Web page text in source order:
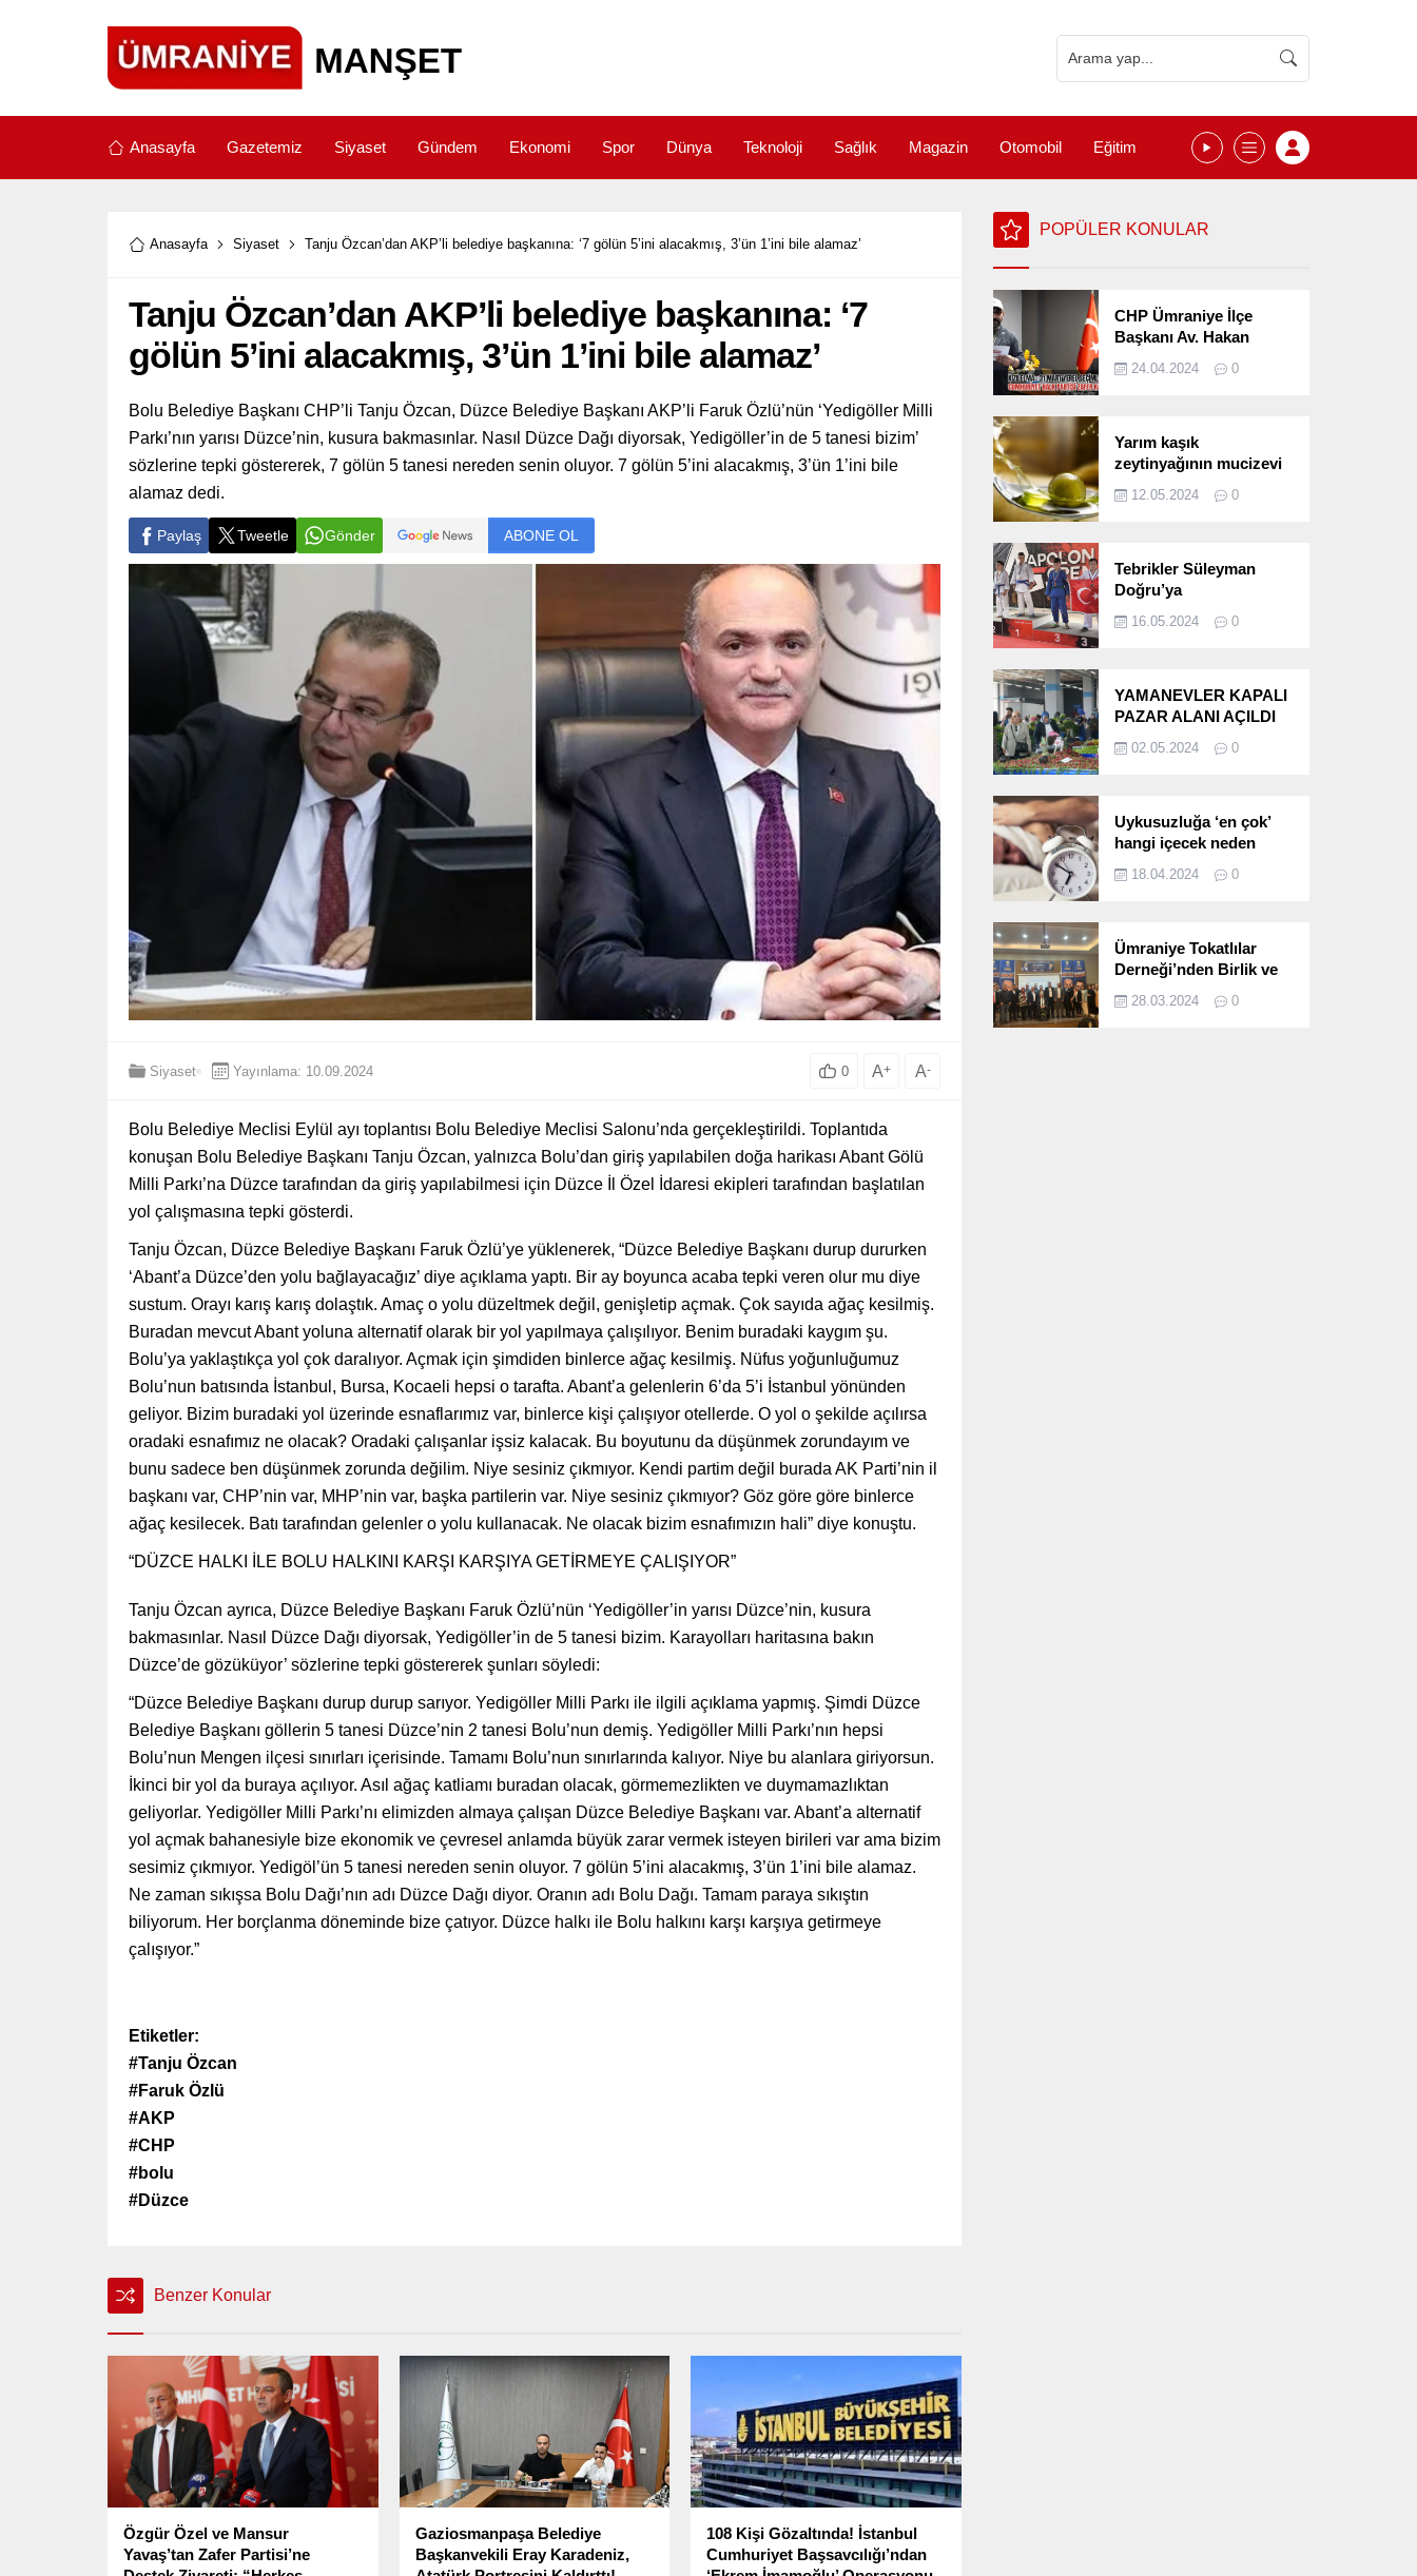
Anasayfa Gazetemiz Siyaset Gündem Ekonomi Spor Dünya Teknoloji Sağlık Magazin Otomobil Eğitim
Anasayfa Siyaset Tanju Özcan’dan AKP’li belediye başkanına: ‘7 gölün 5’ini alacakmış, 3’ün 1’ini bile alamaz’
Tanju Özcan’dan AKP’li belediye başkanına: ‘7
gölün 5’ini alacakmış, 3’ün 1’ini bile alamaz’
Bolu Belediye Başkanı CHP’li Tanju Özcan, Düzce Belediye Başkanı AKP’li Faruk Özlü’nün ‘Yedigöller Milli
Parkı’nın yarısı Düzce’nin, kusura bakmasınlar. Nasıl Düzce Dağı diyorsak, Yedigöller’in de 5 tanesi bizim’
sözlerine tepki göstererek, 7 gölün 5 tanesi nereden senin oluyor. 7 gölün 5’ini alacakmış, 3’ün 1’ini bile
alamaz dedi.
Paylaş Tweetle Gönder ABONE OL
Siyaset Yayınlama: 10.09.2024 0 A+ A-
Bolu Belediye Meclisi Eylül ayı toplantısı Bolu Belediye Meclisi Salonu’nda gerçekleştirildi. Toplantıda
konuşan Bolu Belediye Başkanı Tanju Özcan, yalnızca Bolu’dan giriş yapılabilen doğa harikası Abant Gölü
Milli Parkı’na Düzce tarafından da giriş yapılabilmesi için Düzce İl Özel İdaresi ekipleri tarafından başlatılan
yol çalışmasına tepki gösterdi.
Tanju Özcan, Düzce Belediye Başkanı Faruk Özlü’ye yüklenerek, “Düzce Belediye Başkanı durup dururken
‘Abant’a Düzce’den yolu bağlayacağız’ diye açıklama yaptı. Bir ay boyunca acaba tepki veren olur mu diye
sustum. Orayı karış karış dolaştık. Amaç o yolu düzeltmek değil, genişletip açmak. Çok sayıda ağaç kesilmiş.
Buradan mevcut Abant yoluna alternatif olarak bir yol yapılmaya çalışılıyor. Benim buradaki kaygım şu.
Bolu’ya yaklaştıkça yol çok daralıyor. Açmak için şimdiden binlerce ağaç kesilmiş. Nüfus yoğunluğumuz
Bolu’nun batısında İstanbul, Bursa, Kocaeli hepsi o tarafta. Abant’a gelenlerin 6’da 5’i İstanbul yönünden
geliyor. Bizim buradaki yol üzerinde esnaflarımız var, binlerce kişi çalışıyor otellerde. O yol o şekilde açılırsa
oradaki esnafımız ne olacak? Oradaki çalışanlar işsiz kalacak. Bu boyutunu da düşünmek zorundayım ve
bunu sadece ben düşünmek zorunda değilim. Niye sesiniz çıkmıyor. Kendi partim değil burada AK Parti’nin il
başkanı var, CHP’nin var, MHP’nin var, başka partilerin var. Niye sesiniz çıkmıyor? Göz göre göre binlerce
ağaç kesilecek. Batı tarafından gelenler o yolu kullanacak. Ne olacak bizim esnafımızın hali” diye konuştu.
“DÜZCE HALKI İLE BOLU HALKINI KARŞI KARŞIYA GETİRMEYE ÇALIŞIYOR”
Tanju Özcan ayrıca, Düzce Belediye Başkanı Faruk Özlü’nün ‘Yedigöller’in yarısı Düzce’nin, kusura
bakmasınlar. Nasıl Düzce Dağı diyorsak, Yedigöller’in de 5 tanesi bizim. Karayolları haritasına bakın
Düzce’de gözüküyor’ sözlerine tepki göstererek şunları söyledi:
“Düzce Belediye Başkanı durup durup sarıyor. Yedigöller Milli Parkı ile ilgili açıklama yapmış. Şimdi Düzce
Belediye Başkanı göllerin 5 tanesi Düzce’nin 2 tanesi Bolu’nun demiş. Yedigöller Milli Parkı’nın hepsi
Bolu’nun Mengen ilçesi sınırları içerisinde. Tamamı Bolu’nun sınırlarında kalıyor. Niye bu alanlara giriyorsun.
İkinci bir yol da buraya açılıyor. Asıl ağaç katliamı buradan olacak, görmemezlikten ve duymamazlıktan
geliyorlar. Yedigöller Milli Parkı’nı elimizden almaya çalışan Düzce Belediye Başkanı var. Abant’a alternatif
yol açmak bahanesiyle bize ekonomik ve çevresel anlamda büyük zarar vermek isteyen birileri var ama bizim
sesimiz çıkmıyor. Yedigöl’ün 5 tanesi nereden senin oluyor. 7 gölün 5’ini alacakmış, 3’ün 1’ini bile alamaz.
Ne zaman sıkışsa Bolu Dağı’nın adı Düzce Dağı diyor. Oranın adı Bolu Dağı. Tamam paraya sıkıştın
biliyorum. Her borçlanma döneminde bize çatıyor. Düzce halkı ile Bolu halkını karşı karşıya getirmeye
çalışıyor.”
Etiketler:
#Tanju Özcan
#Faruk Özlü
#AKP
#CHP
#bolu
#Düzce
Benzer Konular
Özgür Özel ve Mansur
Yavaş’tan Zafer Partisi’ne
Gaziosmanpaşa Belediye
Başkanvekili Eray Karadeniz,
108 Kişi Gözaltında! İstanbul
Cumhuriyet Başsavcılığı’ndan
POPÜLER KONULAR
CHP Ümraniye İlçe
Başkanı Av. Hakan
Seçimlerini
24.04.2024 0
Yarım kaşık
zeytinyağının mucizevi
12.05.2024 0
Tebrikler Süleyman
Doğru’ya
16.05.2024 0
YAMANEVLER KAPALI
PAZAR ALANI AÇILDI
02.05.2024 0
Uykusuzluğa ‘en çok’
hangi içecek neden
18.04.2024 0
Ümraniye Tokatlılar
Derneği’nden Birlik ve
Programı
28.03.2024 0